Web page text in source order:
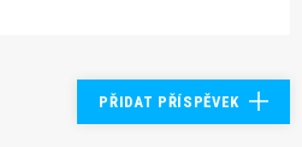
PŘIDAT PŘÍSPĚVEK